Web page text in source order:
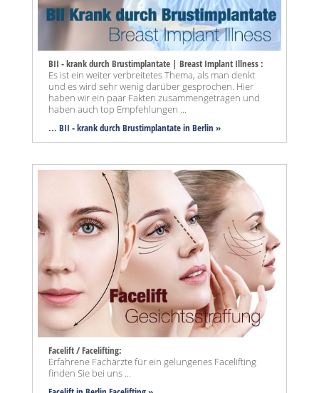
BII - krank durch Brustimplantate | Breast Implant Illness :
Es ist ein weiter verbreitetes Thema, als man denkt
und es wird sehr wenig darüber gesprochen. Hier
haben wir ein paar Fakten zusammengetragen und
haben auch top Empfehlungen ...
... BII - krank durch Brustimplantate in Berlin »
Facelift / Facelifting:
Erfahrene Fachärzte für ein gelungenes Facelifting
finden Sie bei uns ...